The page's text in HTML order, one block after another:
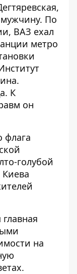
. По
ВАЗ ехал
метро
К
он
флага
голубой
главная
на